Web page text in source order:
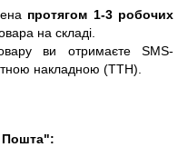
протягом 1-3 робочих
на складі.
ви отримаєте SMS-
накладною (ТТН).
Пошта":